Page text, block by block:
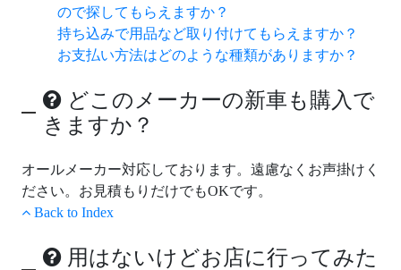
ので探してもらえますか？
持ち込みで用品など取り付けてもらえますか？
お支払い方法はどのような種類がありますか？
どこのメーカーの新車も購入で
きますか？
オールメーカー対応しております。遠慮なくお声掛けく
ださい。お見積もりだけでもOKです。
Back to Index
用はないけどお店に行ってみた